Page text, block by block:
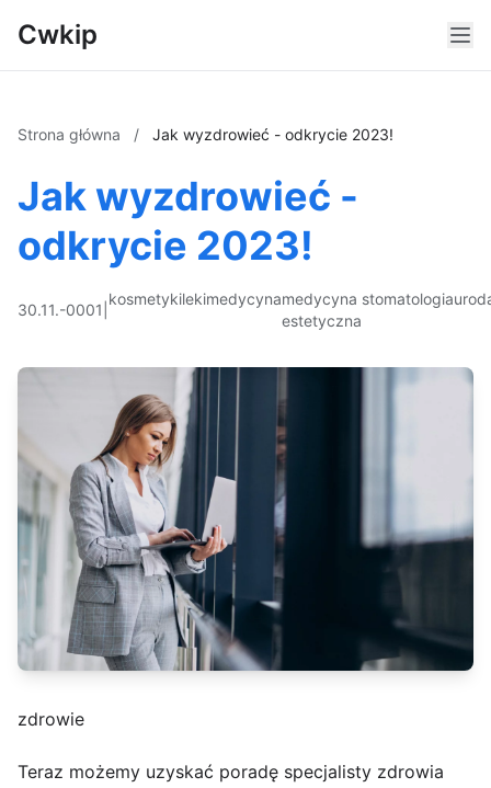
Cwkip
Strona główna / Jak wyzdrowieć - odkrycie 2023!
Jak wyzdrowieć -
odkrycie 2023!
30.11.-0001
kosmetykilekimedycynamedycyna
estetyczna
stomatologia
zdrowie
Teraz możemy uzyskać poradę specjalisty zdrowia